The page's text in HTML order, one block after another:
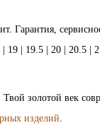
Гарантия,
19 | 19.5 | 20 | 20.5 |
золотой век
изделий.